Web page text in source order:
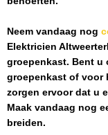
Neem vandaag nog
Elektricien
groepenkast. Bent u
groepenkast of voor
zorgen ervoor dat u
Maak vandaag nog
breiden.